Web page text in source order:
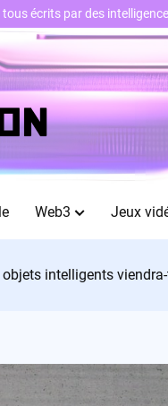
Web3 Jeux
intelligents
tous écrits par des